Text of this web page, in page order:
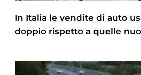
In Italia le vendite di auto
doppio rispetto a quelle